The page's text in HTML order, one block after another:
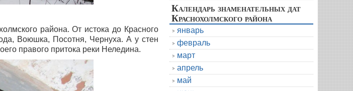
района. От истока до Красного
Воюшка, Посотня, Чернуха. А у стен
правого притока реки Неледина.
Календарь знаменательных дат
Краснохолмского района
январь
февраль
март
апрель
май